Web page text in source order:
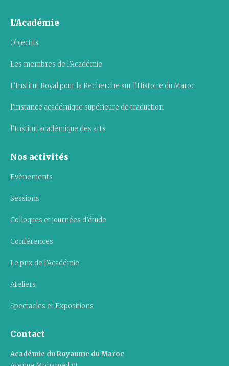
L’Académie
Objectifs
Les membres de l’Académie
L’Institut Royal pour la Recherche sur l’Histoire du Maroc
l’instance académique supérieure de traduction
l’Institut académique des arts
Nos activités
Evènements
Sessions
Colloques et journées d’étude
Conférences
Le prix de l’Académie
Ateliers
Spectacles et Expositions
Contact
Académie du Royaume du Maroc